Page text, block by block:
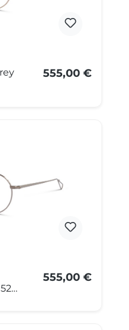
555,00 €
555,00 €